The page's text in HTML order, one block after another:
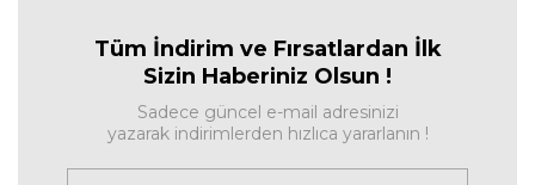
Tüm İndirim ve Fırsatlardan İlk
Sizin Haberiniz Olsun !
Sadece güncel e-mail adresinizi
yazarak indirimlerden hızlıca yararlanın !